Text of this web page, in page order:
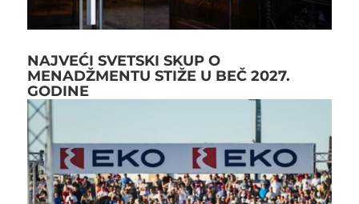
NAJVEĆI SVETSKI SKUP O
MENADŽMENTU STIŽE U BEČ 2027.
GODINE